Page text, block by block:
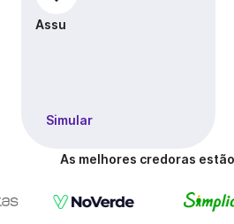
Assu
Simular
As melhores credoras